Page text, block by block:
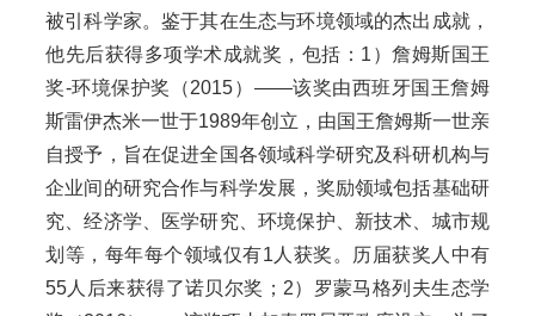
被引科学家。鉴于其在生态与环境领域的杰出成就，
他先后获得多项学术成就奖，包括：1）詹姆斯国王
奖-环境保护奖（2015）——该奖由西班牙国王詹姆
斯雷伊杰米一世于1989年创立，由国王詹姆斯一世亲
自授予，旨在促进全国各领域科学研究及科研机构与
企业间的研究合作与科学发展，奖励领域包括基础研
究、经济学、医学研究、环境保护、新技术、城市规
划等，每年每个领域仅有1人获奖。历届获奖人中有
55人后来获得了诺贝尔奖；2）罗蒙马格列夫生态学